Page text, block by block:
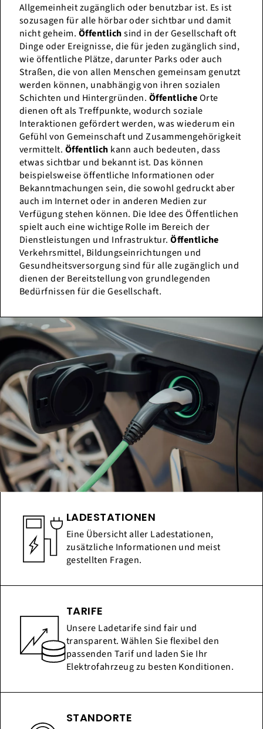
Allgemeinheit zugänglich oder benutzbar ist. Es ist
sozusagen für alle hörbar oder sichtbar und damit
nicht geheim. Öffentlichsind in der Gesellschaft oft
Dinge oder Ereignisse, die für jeden zugänglich sind,
wie öffentliche Plätze, darunter Parks oder auch
Straßen, die von allen Menschen gemeinsam genutzt
werden können, unabhängig von ihren sozialen
Schichten und Hintergründen. ÖffentlicheOrte
dienen oft als Treffpunkte, wodurch soziale
Interaktionen gefördert werden, was wiederum ein
Gefühl von Gemeinschaft und Zusammengehörigkeit
vermittelt. Öffentlich kann auch bedeuten, dass
etwas sichtbar und bekannt ist. Das können
beispielsweise öffentliche Informationen oder
Bekanntmachungen sein, die sowohl gedruckt aber
auch im Internet oder in anderen Medien zur
Verfügung stehen können. Die Idee des Öffentlichen
spielt auch eine wichtige Rolle im Bereich der
Dienstleistungen und Infrastruktur.Öffentliche
Verkehrsmittel, Bildungseinrichtungen und
Gesundheitsversorgung sind für alle zugänglich und
dienen der Bereitstellung von grundlegenden
Bedürfnissen für die Gesellschaft.
LADESTATIONEN
Eine Übersicht aller Ladestationen,
zusätzliche Informationen und meist
gestellten Fragen.
TARIFE
Unsere Ladetarife sind fair und
transparent. Wählen Sie flexibel den
passenden Tarif und laden Sie Ihr
Elektrofahrzeug zu besten Konditionen.
STANDORTE